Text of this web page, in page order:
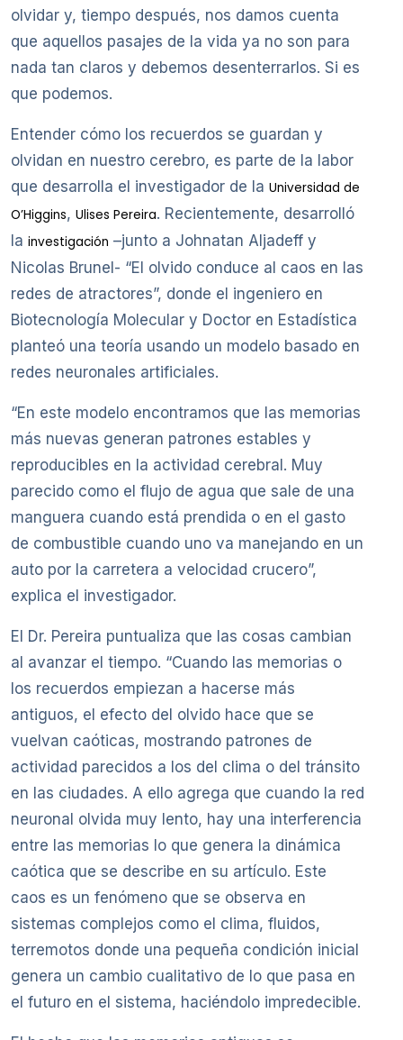
olvidar y, tiempo después, nos damos cuenta
que aquellos pasajes de la vida ya no son para
nada tan claros y debemos desenterrarlos. Si es
que podemos.
Entender cómo los recuerdos se guardan y
olvidan en nuestro cerebro, es parte de la labor
que desarrolla el investigador de la Universidad de
O’Higgins, Ulises Pereira. Recientemente, desarrolló
la investigación –junto a Johnatan Aljadeff y
Nicolas Brunel- “El olvido conduce al caos en las
redes de atractores”, donde el ingeniero en
Biotecnología Molecular y Doctor en Estadística
planteó una teoría usando un modelo basado en
redes neuronales artificiales.
“En este modelo encontramos que las memorias
más nuevas generan patrones estables y
reproducibles en la actividad cerebral. Muy
parecido como el flujo de agua que sale de una
manguera cuando está prendida o en el gasto
de combustible cuando uno va manejando en un
auto por la carretera a velocidad crucero”,
explica el investigador.
El Dr. Pereira puntualiza que las cosas cambian
al avanzar el tiempo. “Cuando las memorias o
los recuerdos empiezan a hacerse más
antiguos, el efecto del olvido hace que se
vuelvan caóticas, mostrando patrones de
actividad parecidos a los del clima o del tránsito
en las ciudades. A ello agrega que cuando la red
neuronal olvida muy lento, hay una interferencia
entre las memorias lo que genera la dinámica
caótica que se describe en su artículo. Este
caos es un fenómeno que se observa en
sistemas complejos como el clima, fluidos,
terremotos donde una pequeña condición inicial
genera un cambio cualitativo de lo que pasa en
el futuro en el sistema, haciéndolo impredecible.